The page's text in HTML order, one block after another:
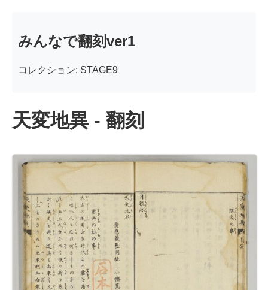
みんなで翻刻ver1
コレクション: STAGE9
天変地異 - 翻刻